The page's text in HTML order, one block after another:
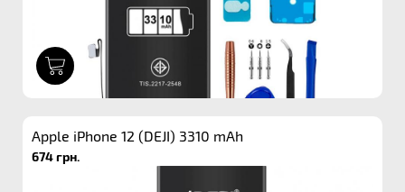
Apple iPhone 12 (DEJI) 3310 mAh
674 грн.